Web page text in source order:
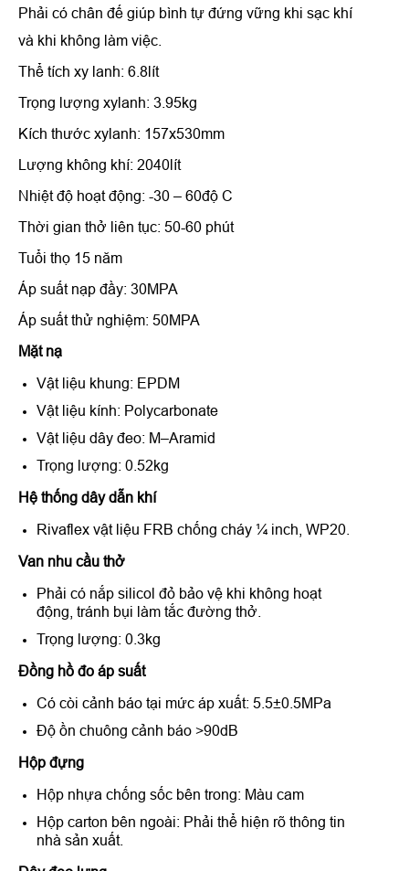
Phải có chân đế giúp bình tự đứng vững khi sạc khí
và khi không làm việc.
Thể tích xy lanh: 6.8lít
Trọng lượng xylanh: 3.95kg
Kích thước xylanh: 157x530mm
Lượng không khí: 2040lít
Nhiệt độ hoạt động: -30 – 60độ C
Thời gian thở liên tục: 50-60 phút
Tuổi thọ 15 năm
Áp suất nạp đầy: 30MPA
Áp suất thử nghiệm: 50MPA
Mặt nạ
Vật liệu khung: EPDM
Vật liệu kính: Polycarbonate
Vật liệu dây đeo: M–Aramid
Trọng lượng: 0.52kg
Hệ thống dây dẫn khí
Rivaflex vật liệu FRB chống cháy ¼ inch, WP20.
Van nhu cầu thở
Phải có nắp silicol đỏ bảo vệ khi không hoạt
động, tránh bụi làm tắc đường thở.
Trọng lượng: 0.3kg
Đồng hồ đo áp suất
Có còi cảnh báo tại mức áp xuất: 5.5±0.5MPa
Độ ồn chuông cảnh báo >90dB
Hộp đựng
Hộp nhựa chống sốc bên trong: Màu cam
Hộp carton bên ngoài: Phải thể hiện rõ thông tin
nhà sản xuất.